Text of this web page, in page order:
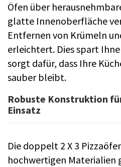
Öfen über
glatte Innenoberfläche
Entfernen von Krümeln
erleichtert. Dies spart
sorgt dafür, dass Ihre
sauber bleibt.
Robuste Konstruktion
Einsatz
Die doppelt 2 X 3
hochwertigen Materialien